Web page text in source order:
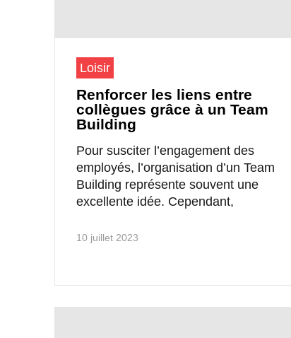
Loisir
Renforcer les liens entre
collègues grâce à un Team
Building
Pour susciter l’engagement des
employés, l’organisation d’un Team
Building représente souvent une
excellente idée. Cependant,
10 juillet 2023